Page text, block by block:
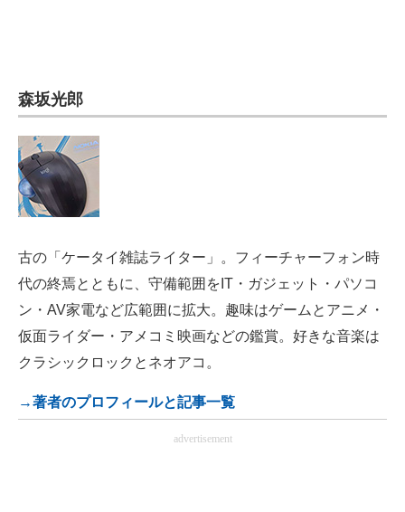
森坂光郎
古の「ケータイ雑誌ライター」。フィーチャーフォン時
代の終焉とともに、守備範囲をIT・ガジェット・パソコ
ン・AV家電など広範囲に拡大。趣味はゲームとアニメ・
仮面ライダー・アメコミ映画などの鑑賞。好きな音楽は
クラシックロックとネオアコ。
→著者のプロフィールと記事一覧
advertisement